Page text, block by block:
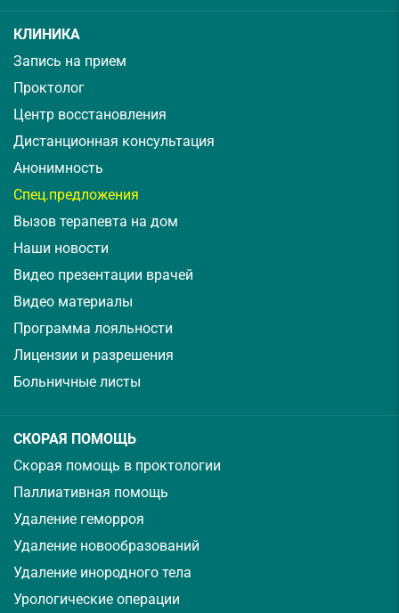
КЛИНИКА
Запись на прием
Проктолог
Центр восстановления
Дистанционная консультация
Анонимность
Спец.предложения
Вызов терапевта на дом
Наши новости
Видео презентации врачей
Видео материалы
Программа лояльности
Лицензии и разрешения
Больничные листы
СКОРАЯ ПОМОЩЬ
Скорая помощь в проктологии
Паллиативная помощь
Удаление геморроя
Удаление новообразований
Удаление инородного тела
Урологические операции